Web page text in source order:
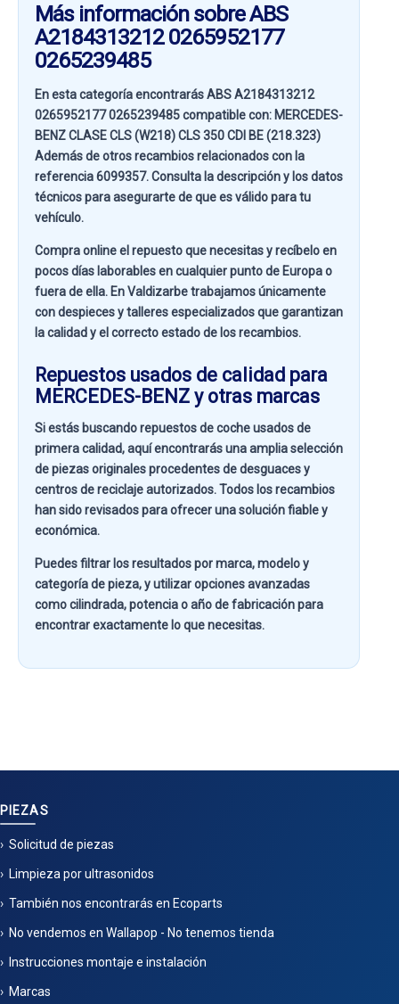
Más información sobre ABS
A2184313212 0265952177
0265239485
En esta categoría encontrarás ABS A2184313212
0265952177 0265239485 compatible con: MERCEDES-
BENZ CLASE CLS (W218) CLS 350 CDI BE (218.323)
Además de otros recambios relacionados con la
referencia6099357. Consulta la descripción y los datos
técnicos para asegurarte de que es válido para tu
vehículo.
Compra online el repuesto que necesitas y recíbelo en
pocos días laborables en cualquier punto de Europa o
fuera de ella. EnValdizarbetrabajamos únicamente
con despieces y talleres especializados que garantizan
la calidad y el correcto estado de los recambios.
Repuestos usados de calidad para
MERCEDES-BENZ y otras marcas
Si estás buscandorepuestos de coche usados de
primera calidad, aquí encontrarás una amplia selección
de piezas originales procedentes de desguaces y
centros de reciclaje autorizados. Todos los recambios
han sido revisados para ofrecer una solución fiable y
económica.
Puedes filtrar los resultados pormarca, modelo y
categoría de pieza, y utilizar opciones avanzadas
comocilindrada, potencia o año de fabricaciónpara
encontrar exactamente lo que necesitas.
PIEZAS
Solicitud de piezas
Limpieza por ultrasonidos
También nos encontrarás en Ecoparts
No vendemos en Wallapop - No tenemos tienda
Instrucciones montaje e instalación
Marcas